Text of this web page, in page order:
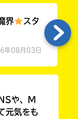
界
スタ
年08月03日
や、M
元気をも